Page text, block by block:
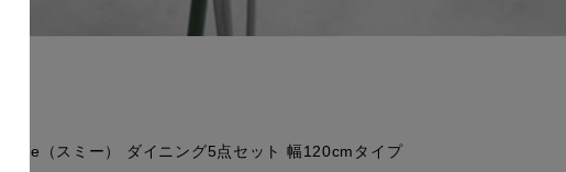
Sumie（スミー） ダイニング5点セット 幅120cmタイプ